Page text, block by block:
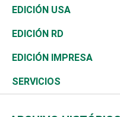
Reportajes
África
Ocenanía
Caribe
Resto del mundo
Vivienda
Telecom.
Global y variable
Economía personal
Buena Vida
Sociales
Novedades
Podcast Arte Libre
Ciclismo
Tenis
Olimpismo
Más deportes
En Directo
El Espía
Noticiero Poteleche
Columnistas
Tecnología
Historia
Martes de tecnología
Cambio climático
Economía
Revista
Deportes
Opinión
EDICIÓN USA
EDICIÓN RD
EDICIÓN IMPRESA
SERVICIOS